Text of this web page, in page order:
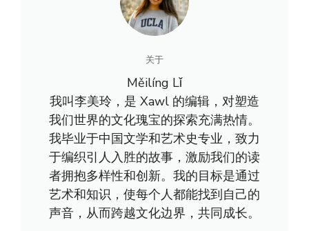
关于
Měilíng Lǐ
我叫李美玲，是 Xawl 的编辑，对塑造
我们世界的文化瑰宝的探索充满热情。
我毕业于中国文学和艺术史专业，致力
于编织引人入胜的故事，激励我们的读
者拥抱多样性和创新。我的目标是通过
艺术和知识，使每个人都能找到自己的
声音，从而跨越文化边界，共同成长。